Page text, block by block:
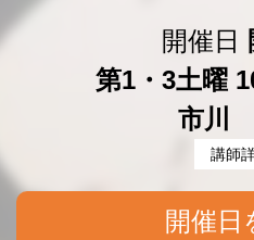
開催日
第1・3土曜
市川
講師
開催日